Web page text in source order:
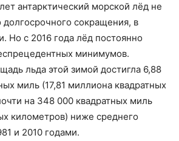
антарктический морской лёд не
долгосрочного сокращения, в
Но с 2016 года лёд постоянно
минимумов.
льда этой зимой достигла 6,88
миль (17,81 миллиона квадратных
на 348 000 квадратных миль
километров) ниже среднего
и 2010 годами.